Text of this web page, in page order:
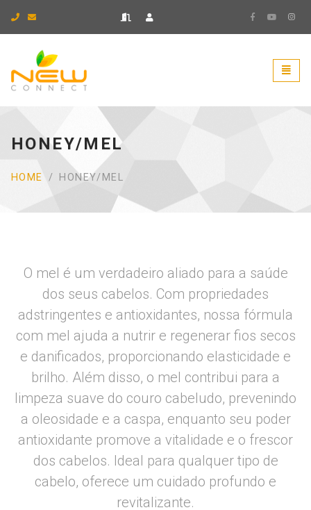
HONEY/MEL
HOME HONEY/MEL
O mel é um verdadeiro aliado para a saúde
dos seus cabelos. Com propriedades
adstringentes e antioxidantes, nossa fórmula
com mel ajuda a nutrir e regenerar fios secos
e danificados, proporcionando elasticidade e
brilho. Além disso, o mel contribui para a
limpeza suave do couro cabeludo, prevenindo
a oleosidade e a caspa, enquanto seu poder
antioxidante promove a vitalidade e o frescor
dos cabelos. Ideal para qualquer tipo de
cabelo, oferece um cuidado profundo e
revitalizante.